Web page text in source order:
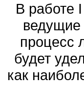
В работе
ведущие
процесс
будет
как